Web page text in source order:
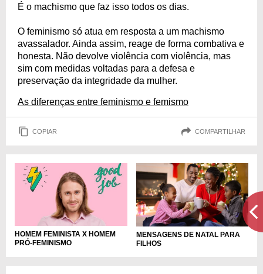
É o machismo que faz isso todos os dias.
O feminismo só atua em resposta a um machismo
avassalador. Ainda assim, reage de forma combativa e
honesta. Não devolve violência com violência, mas
sim com medidas voltadas para a defesa e
preservação da integridade da mulher.
As diferenças entre feminismo e femismo
COPIAR COMPARTILHAR
HOMEM FEMINISTA X HOMEM
PRÓ-FEMINISMO
MENSAGENS DE NATAL PARA
FILHOS